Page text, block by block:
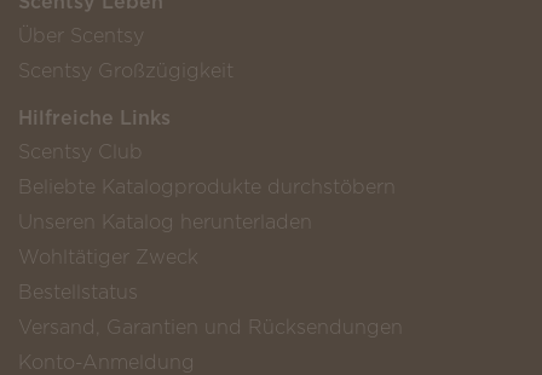
Über Scentsy
Scentsy Großzügigkeit
Hilfreiche Links
Scentsy Club
Beliebte Katalogprodukte durchstöbern
Unseren Katalog herunterladen
Wohltätiger Zweck
Bestellstatus
Versand, Garantien und Rücksendungen
Konto-Anmeldung